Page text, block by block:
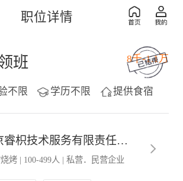
职位详情
班 8千-1.1万
不限 学历不限 提供食宿
北京睿枳技术服务有限责任公司
烤 | 100-499人 | 私营．民营企业